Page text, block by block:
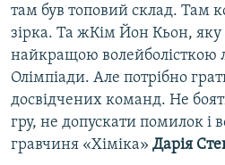
там був топовий склад. Там
зірка. Та жКім Йон Кьон, яку
найкращою волейболісткою
Олімпіади. Але потрібно
досвідчених команд. Не
гру, не допускати помилок і
гравчиня «Хіміка» Дарія